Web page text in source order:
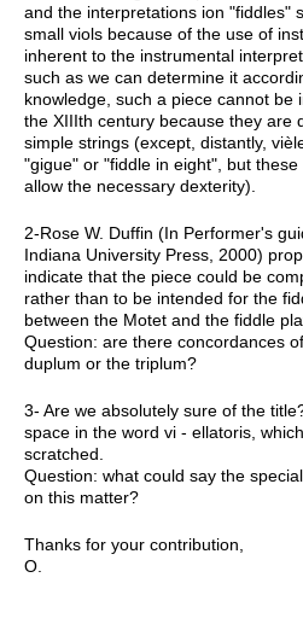
and the interpretations ion "fiddles"
small viols because of the use of
inherent to the instrumental
such as we can determine it
knowledge, such a piece cannot be
the XIIIth century because they are
simple strings (except, distantly,
"gigue" or "fiddle in eight", but
allow the necessary dexterity).
2-Rose W. Duffin (In Performer's
Indiana University Press, 2000)
indicate that the piece could be
rather than to be intended for the
between the Motet and the fiddle
Question: are there concordances
duplum or the triplum?
3- Are we absolutely sure of the
space in the word vi - ellatoris,
scratched.
Question: what could say the
on this matter?
Thanks for your contribution,
O.